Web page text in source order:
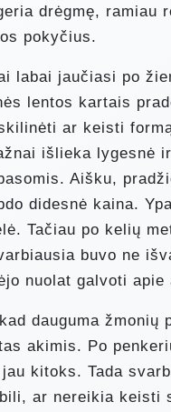
drėgmę, ramiau
pokyčius.
labai jaučiasi po
lentos kartais
ar keisti
išlieka lygesnė
Aišku,
didesnė kaina.
Tačiau po kelių
buvo ne
nuolat galvoti apie
dauguma žmonių
akimis. Po
kitoks. Tada
ar nereikia keisti